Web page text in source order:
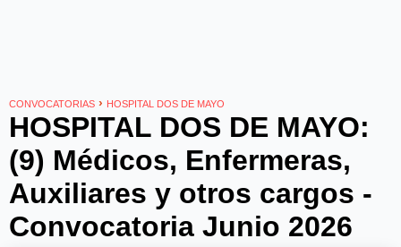
CONVOCATORIAS › HOSPITAL DOS DE MAYO
HOSPITAL DOS DE MAYO:
(9) Médicos, Enfermeras,
Auxiliares y otros cargos -
Convocatoria Junio 2026